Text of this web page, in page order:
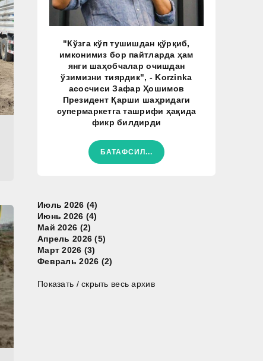
"Кўзга кўп тушишдан қўрқиб,
имконимиз бор пайтларда ҳам
янги шаҳобчалар очишдан
ўзимизни тиярдик", - Korzinka
асосчиси Зафар Ҳошимов
Президент Қарши шаҳридаги
супермаркетга ташрифи ҳақида
фикр билдирди
БАТАФСИЛ...
Июль 2026 (4)
Июнь 2026 (4)
Май 2026 (2)
Апрель 2026 (5)
Март 2026 (3)
Февраль 2026 (2)
Показать / скрыть весь архив